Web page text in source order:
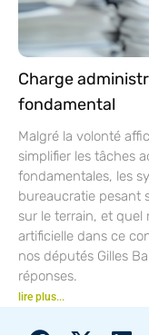
Charge
fondamental
Malgré la volonté
simplifier les tâches
fondamentales, les
bureaucratie pesant
sur le terrain, et quel
artificielle dans ce
nos députés Gilles
réponses.
lire plus...